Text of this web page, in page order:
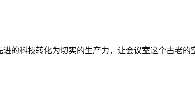
的科技转化为切实的生产力，让会议室这个古老的